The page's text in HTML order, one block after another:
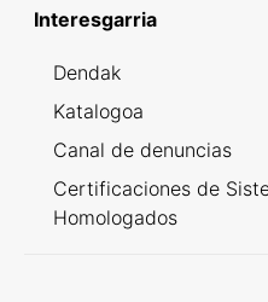
Interesgarria
Dendak
Katalogoa
Canal de denuncias
Certificaciones de
Homologados